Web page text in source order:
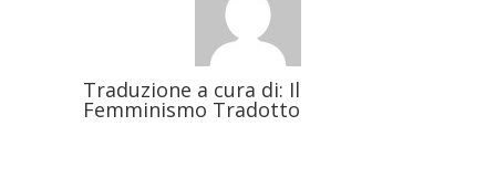
Traduzione a cura di: Il
Femminismo Tradotto